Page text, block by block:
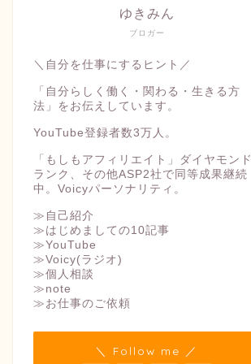
ブロガー
ゆきみん
＼自分を仕事にするヒント／
「自分らしく働く・関わる・生きる方
法」をお伝えしています。
YouTube登録者数3万人。
「もしもアフィリエイト」ダイヤモンド
ランク、その他ASP2社で同等成果継続
中。Voicyパーソナリティ。
≫自己紹介
≫はじめましての10記事
≫YouTube
≫Voicy(ラジオ)
≫個人相談
≫note
≫お仕事のご依頼
＼ Follow me ／